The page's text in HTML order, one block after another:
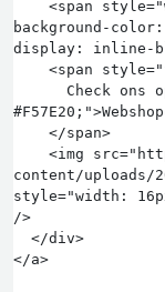
background-
display: inline-
content/
style="width:
/>